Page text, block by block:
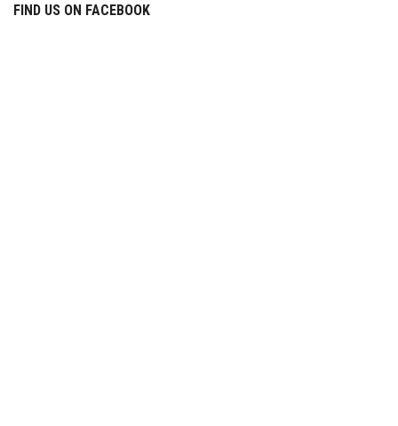
FIND US ON FACEBOOK